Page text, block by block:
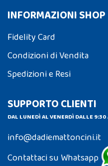
INFORMAZIONI SHOP
Fidelity Card
Condizioni di Vendita
Spedizioni e Resi
SUPPORTO CLIENTI
DAL LUNEDÌ AL VENERDÌ DALLE
info@dadiemattoncini.it
Contattaci su Whatsapp